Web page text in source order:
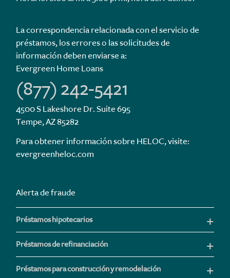
La correspondencia relacionada con el servicio de
préstamos, los errores o las solicitudes de
información deben enviarse a:
Evergreen Home Loans
(877) 242-5421
4500 S Lakeshore Dr. Suite 695
Tempe, AZ 85282
Para obtener información sobre HELOC, visite:
evergreenheloc.com
Alerta de fraude
Préstamos hipotecarios
Préstamos de refinanciación
Préstamos para construcción y remodelación